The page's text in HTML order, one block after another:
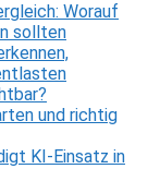
Worauf
sollten
und richtig
KI-Einsatz in